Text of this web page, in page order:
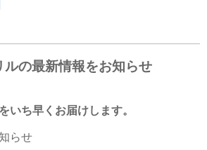
ルの最新情報をお知らせ
いち早くお届けします。
らせ